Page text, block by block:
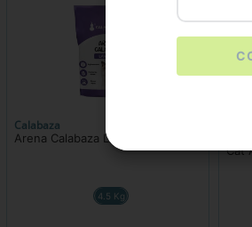
Calabaza
Arena Calabaza Lavanda
4.5 Kg
Cat